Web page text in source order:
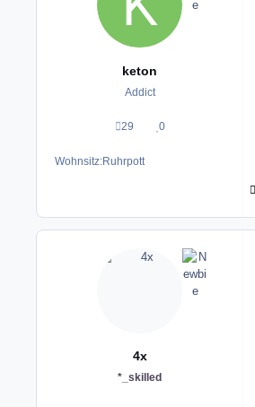
keton
Addict
29
Beiträge
0
Reputation
Wohnsitz:Ruhrpott
4x
*_skilled